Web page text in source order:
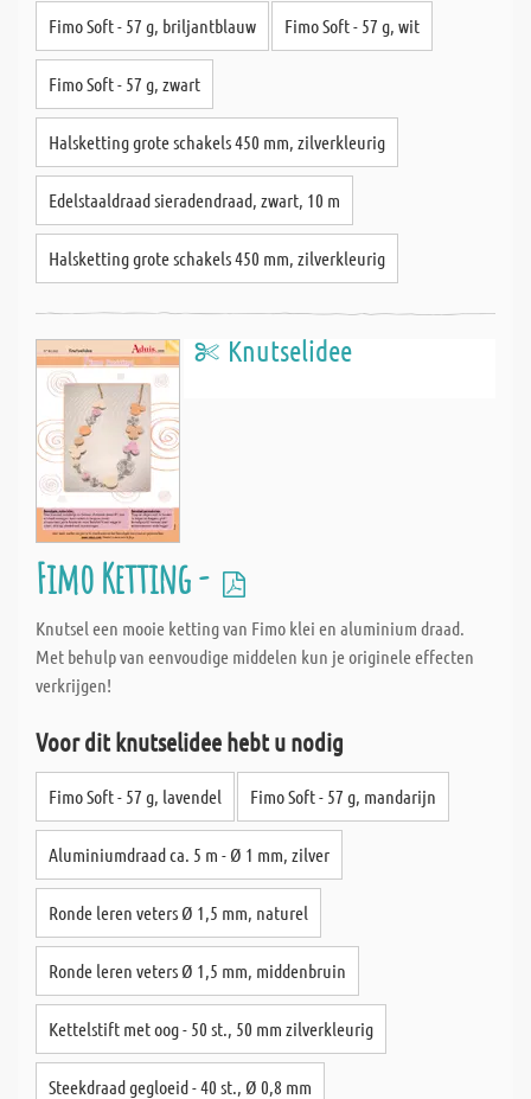
Fimo Soft - 57 g, briljantblauw Fimo Soft - 57 g, wit
Fimo Soft - 57 g, zwart
Halsketting grote schakels 450 mm, zilverkleurig
Edelstaaldraad sieradendraad, zwart, 10 m
Halsketting grote schakels 450 mm, zilverkleurig
Knutselidee
Fimo Ketting -
Knutsel een mooie ketting van Fimo klei en aluminium draad.
Met behulp van eenvoudige middelen kun je originele effecten
verkrijgen!
Voor dit knutselidee hebt u nodig
Fimo Soft - 57 g, lavendel Fimo Soft - 57 g, mandarijn
Aluminiumdraad ca. 5 m - Ø 1 mm, zilver
Ronde leren veters Ø 1,5 mm, naturel
Ronde leren veters Ø 1,5 mm, middenbruin
Kettelstift met oog - 50 st., 50 mm zilverkleurig
Steekdraad gegloeid - 40 st., Ø 0,8 mm